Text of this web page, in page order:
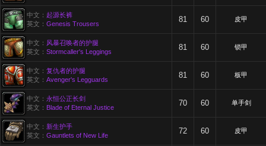
中文： 起源长裤
英文： Genesis Trousers 81 60 皮甲
中文： 风暴召唤者的护腿
英文： Stormcaller's Leggings 81 60 锁甲
中文： 复仇者的护腿
英文： Avenger's Legguards 81 60 板甲
中文： 永恒公正长剑
英文： Blade of Eternal Justice 70 60 单手剑
中文： 新生护手
英文： Gauntlets of New Life 72 60 皮甲